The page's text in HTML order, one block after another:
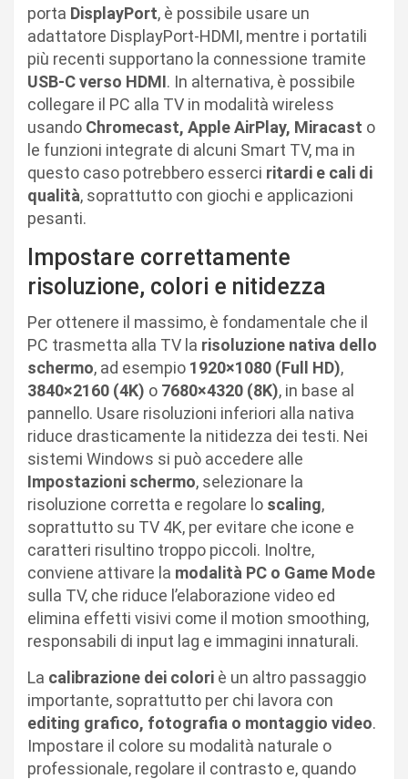
porta DisplayPort, è possibile usare un
adattatore DisplayPort-HDMI, mentre i portatili
più recenti supportano la connessione tramite
USB-C verso HDMI. In alternativa, è possibile
collegare il PC alla TV in modalità wireless
usando Chromecast, Apple AirPlay, Miracast o
le funzioni integrate di alcuni Smart TV, ma in
questo caso potrebbero esserci ritardi e cali di
qualità, soprattutto con giochi e applicazioni
pesanti.
Impostare correttamente
risoluzione, colori e nitidezza
Per ottenere il massimo, è fondamentale che il
PC trasmetta alla TV la risoluzione nativa dello
schermo, ad esempio 1920×1080 (Full HD),
3840×2160 (4K) o 7680×4320 (8K), in base al
pannello. Usare risoluzioni inferiori alla nativa
riduce drasticamente la nitidezza dei testi. Nei
sistemi Windows si può accedere alle
Impostazioni schermo, selezionare la
risoluzione corretta e regolare lo scaling,
soprattutto su TV 4K, per evitare che icone e
caratteri risultino troppo piccoli. Inoltre,
conviene attivare la modalità PC o Game Mode
sulla TV, che riduce l’elaborazione video ed
elimina effetti visivi come il motion smoothing,
responsabili di input lag e immagini innaturali.
La calibrazione dei colori è un altro passaggio
importante, soprattutto per chi lavora con
editing grafico, fotografia o montaggio video.
Impostare il colore su modalità naturale o
professionale, regolare il contrasto e, quando